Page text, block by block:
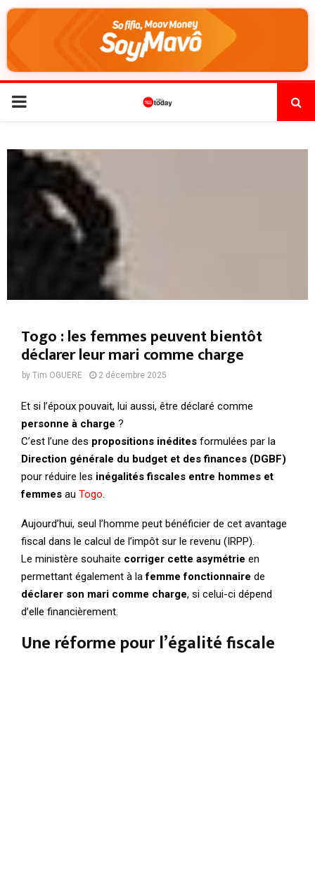
Togo : les femmes peuvent bientôt
déclarer leur mari comme charge
by Tim OGUERE 2 décembre 2025
Et si l’époux pouvait, lui aussi, être déclaré comme
personne à charge ?
C’est l’une des propositions inédites formulées par la
Direction générale du budget et des finances (DGBF)
pour réduire les inégalités fiscales entre hommes et
femmes au Togo
Aujourd’hui, seul l’homme peut bénéficier de cet avantage
fiscal dans le calcul de l’impôt sur le revenu (IRPP).
Le ministère souhaite corriger cette asymétrie en
permettant également à lafemme fonctionnaire de
déclarer son mari comme charge, si celui-ci dépend
d’elle financièrement.
Une réforme pour l’égalité fiscale